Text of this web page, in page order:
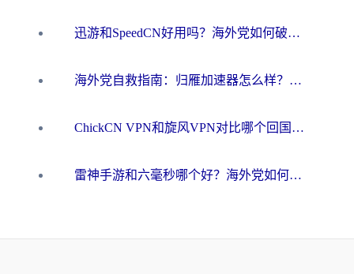
迅游和SpeedCN好用吗？海外党如何破解那道看不见的墙
海外党自救指南：归雁加速器怎么样？教你避开坑实现国内资源无缝访问
ChickCN VPN和旋风VPN对比哪个回国效果更好？海外用户的选择困境与出路
雷神手游和六毫秒哪个好？海外党如何真正解锁国内资源